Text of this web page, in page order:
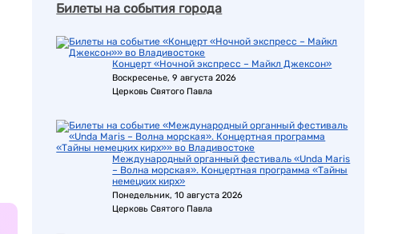
Билеты на события города
Концерт «Ночной экспресс – Майкл Джексон»
Воскресенье, 9 августа 2026
Церковь Святого Павла
Международный органный фестиваль «Unda Maris
– Волна морская». Концертная программа «Тайны
немецких кирх»
Понедельник, 10 августа 2026
Церковь Святого Павла